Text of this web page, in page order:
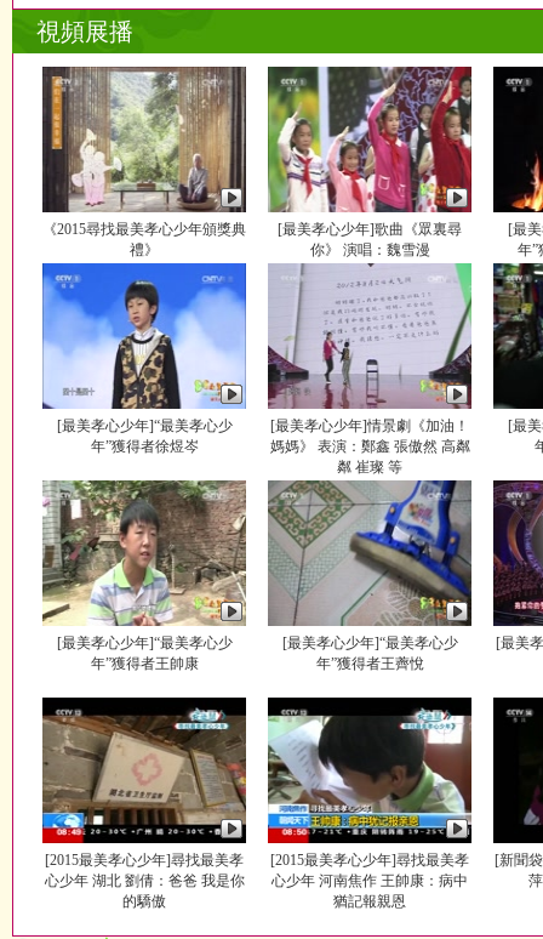
視頻展播
《2015尋找最美孝心少年頒獎典
禮》
[最美孝心少年]歌曲《眾裏尋
你》 演唱：魏雪漫
[最
年
[最美孝心少年]“最美孝心少
年”獲得者徐煜岑
[最美孝心少年]情景劇《加油！
媽媽》 表演：鄭鑫 張傲然 高粼
粼 崔璨 等
[最
[最美孝心少年]“最美孝心少
年”獲得者王帥康
[最美孝心少年]“最美孝心少
年”獲得者王薺悅
[最美
[2015最美孝心少年]尋找最美孝
心少年 湖北 劉倩：爸爸 我是你
的驕傲
[2015最美孝心少年]尋找最美孝
心少年 河南焦作 王帥康：病中
猶記報親恩
[新聞